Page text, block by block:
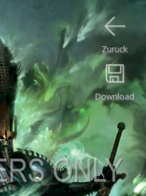
Download
Zurück